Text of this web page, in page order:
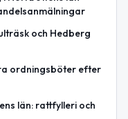
och Hedberg
ordningsböter efter
län: rattfylleri och